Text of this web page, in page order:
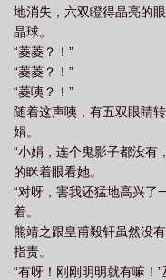
地消失，六双瞪得晶亮的
晶球。
“菱菱？！”
“菱菱？！”
“菱咦？！”
随着这声咦，有五双眼睛
娟。
“小娟，连个鬼影子都没有
的眯着眼看她。
“对呀，害我还猛地高兴了
着。
熊靖之跟皇甫毅轩虽然没
指责。
“有呀！刚刚明明就有嘛！